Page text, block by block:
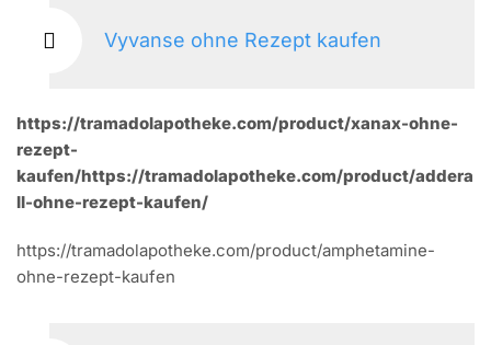
Vyvanse ohne Rezept kaufen
https://tramadolapotheke.com/product/xanax-ohne-
rezept-
kaufen/https://tramadolapotheke.com/product/addera
ll-ohne-rezept-kaufen/
https://tramadolapotheke.com/product/amphetamine-
ohne-rezept-kaufen